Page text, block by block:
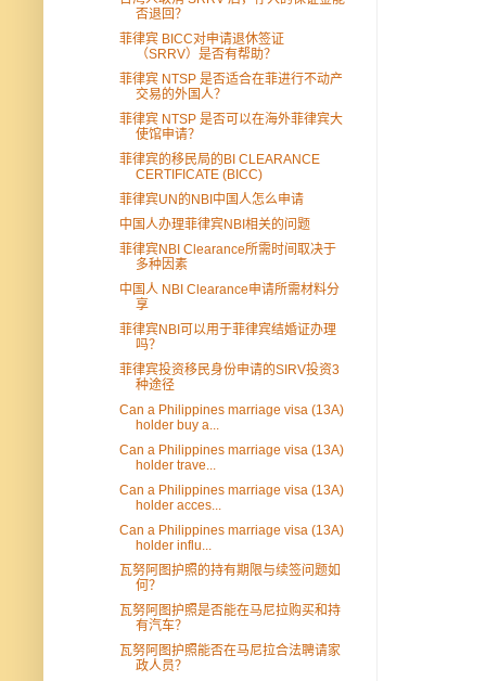
否退回？
菲律宾 BICC对申请退休签证
（SRRV）是否有帮助？
菲律宾 NTSP 是否适合在菲进行不动产
交易的外国人？
菲律宾 NTSP 是否可以在海外菲律宾大
使馆申请？
菲律宾的移民局的BI CLEARANCE
CERTIFICATE (BICC)
菲律宾UN的NBI中国人怎么申请
中国人办理菲律宾NBI相关的问题
菲律宾NBI Clearance所需时间取决于
多种因素
中国人 NBI Clearance申请所需材料分
享
菲律宾NBI可以用于菲律宾结婚证办理
吗？
菲律宾投资移民身份申请的SIRV投资3
种途径
Can a Philippines marriage visa (13A)
holder buy a...
Can a Philippines marriage visa (13A)
holder trave...
Can a Philippines marriage visa (13A)
holder acces...
Can a Philippines marriage visa (13A)
holder influ...
瓦努阿图护照的持有期限与续签问题如
何？
瓦努阿图护照是否能在马尼拉购买和持
有汽车？
瓦努阿图护照能否在马尼拉合法聘请家
政人员？